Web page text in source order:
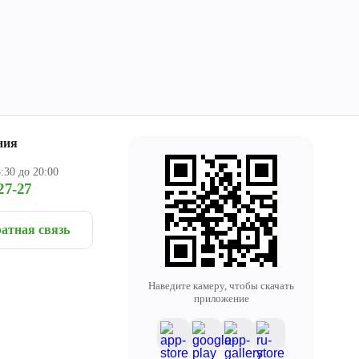
до 20:00
27
связь
Наведите камеру, чтобы скачать
приложение